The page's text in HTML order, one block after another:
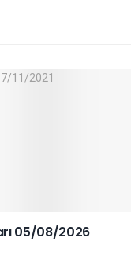
05/08/2026